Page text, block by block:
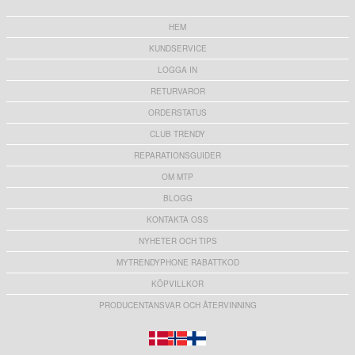
HEM
KUNDSERVICE
LOGGA IN
RETURVAROR
ORDERSTATUS
CLUB TRENDY
REPARATIONSGUIDER
OM MTP
BLOGG
KONTAKTA OSS
NYHETER OCH TIPS
MYTRENDYPHONE RABATTKOD
KÖPVILLKOR
PRODUCENTANSVAR OCH ÅTERVINNING